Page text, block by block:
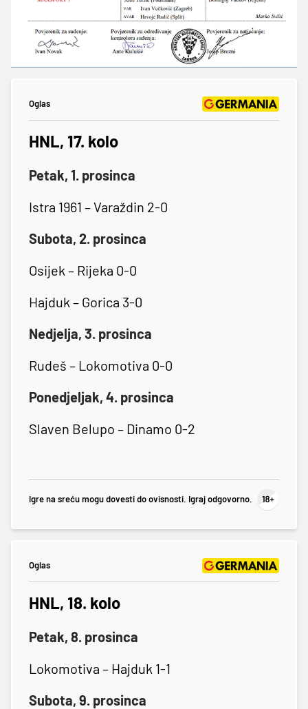
Oglas
HNL, 17. kolo
Petak, 1. prosinca
Istra 1961 – Varaždin 2-0
Subota, 2. prosinca
Osijek – Rijeka 0-0
Hajduk – Gorica 3-0
Nedjelja, 3. prosinca
Rudeš – Lokomotiva 0-0
Ponedjeljak, 4. prosinca
Slaven Belupo – Dinamo 0-2
Igre na sreću mogu dovesti do ovisnosti. Igraj odgovorno.
Oglas
HNL, 18. kolo
Petak, 8. prosinca
Lokomotiva – Hajduk 1-1
Subota, 9. prosinca